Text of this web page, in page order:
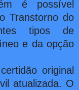
é possível
Transtorno do
tipos de
e da opção
original
atualizada. O